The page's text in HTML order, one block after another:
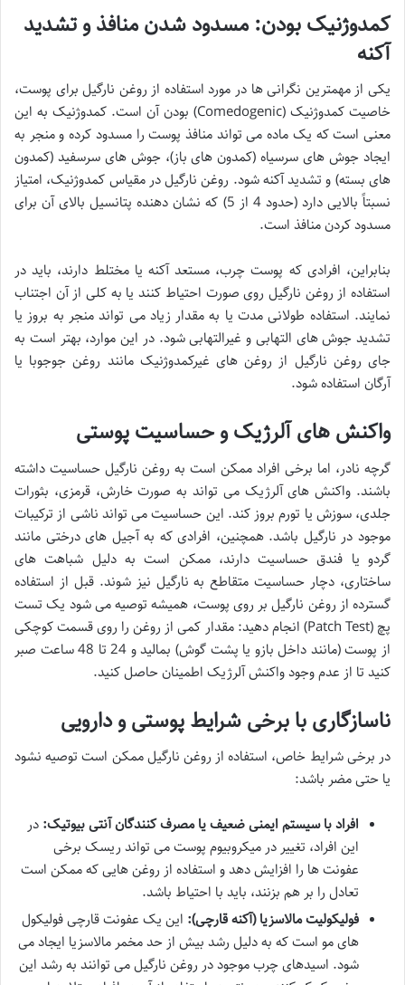
کمدوژنیک بودن: مسدود شدن منافذ و تشدید
آکنه
یکی از مهمترین نگرانی ها در مورد استفاده از روغن نارگیل برای پوست،
خاصیت کمدوژنیک (Comedogenic) بودن آن است. کمدوژنیک به این
معنی است که یک ماده می تواند منافذ پوست را مسدود کرده و منجر به
ایجاد جوش های سرسیاه (کمدون های باز)، جوش های سرسفید (کمدون
های بسته) و تشدید آکنه شود. روغن نارگیل در مقیاس کمدوژنیک، امتیاز
نسبتاً بالایی دارد (حدود 4 از 5) که نشان دهنده پتانسیل بالای آن برای
مسدود کردن منافذ است.
بنابراین، افرادی که پوست چرب، مستعد آکنه یا مختلط دارند، باید در
استفاده از روغن نارگیل روی صورت احتیاط کنند یا به کلی از آن اجتناب
نمایند. استفاده طولانی مدت یا به مقدار زیاد می تواند منجر به بروز یا
تشدید جوش های التهابی و غیرالتهابی شود. در این موارد، بهتر است به
جای روغن نارگیل از روغن های غیرکمدوژنیک مانند روغن جوجوبا یا
آرگان استفاده شود.
واکنش های آلرژیک و حساسیت پوستی
گرچه نادر، اما برخی افراد ممکن است به روغن نارگیل حساسیت داشته
باشند. واکنش های آلرژیک می تواند به صورت خارش، قرمزی، بثورات
جلدی، سوزش یا تورم بروز کند. این حساسیت می تواند ناشی از ترکیبات
موجود در نارگیل باشد. همچنین، افرادی که به آجیل های درختی مانند
گردو یا فندق حساسیت دارند، ممکن است به دلیل شباهت های
ساختاری، دچار حساسیت متقاطع به نارگیل نیز شوند. قبل از استفاده
گسترده از روغن نارگیل بر روی پوست، همیشه توصیه می شود یک تست
پچ (Patch Test) انجام دهید: مقدار کمی از روغن را روی قسمت کوچکی
از پوست (مانند داخل بازو یا پشت گوش) بمالید و 24 تا 48 ساعت صبر
کنید تا از عدم وجود واکنش آلرژیک اطمینان حاصل کنید.
ناسازگاری با برخی شرایط پوستی و دارویی
در برخی شرایط خاص، استفاده از روغن نارگیل ممکن است توصیه نشود
یا حتی مضر باشد:
افراد با سیستم ایمنی ضعیف یا مصرف کنندگان آنتی بیوتیک: در
این افراد، تغییر در میکروبیوم پوست می تواند ریسک برخی
عفونت ها را افزایش دهد و استفاده از روغن هایی که ممکن است
تعادل را بر هم بزنند، باید با احتیاط باشد.
فولیکولیت مالاسزیا (آکنه قارچی): این یک عفونت قارچی فولیکول
های مو است که به دلیل رشد بیش از حد مخمر مالاسزیا ایجاد می
شود. اسیدهای چرب موجود در روغن نارگیل می توانند به رشد این